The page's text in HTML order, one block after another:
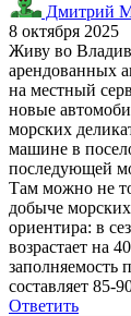
Дмитрий
8 октября 2025
Живу во
арендованных
на местный
новые
морских
машине в
последующей
Там можно не
добыче
ориентира: в
возрастает на
заполняемость
составляет 85-
Ответить